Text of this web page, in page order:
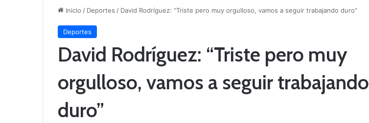
Inicio / Deportes / David Rodríguez: “Triste pero muy orgulloso, vamos a seguir trabajando duro”
Deportes
David Rodríguez: “Triste pero muy
orgulloso, vamos a seguir trabajando
duro”